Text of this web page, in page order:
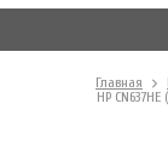
Главная
HP